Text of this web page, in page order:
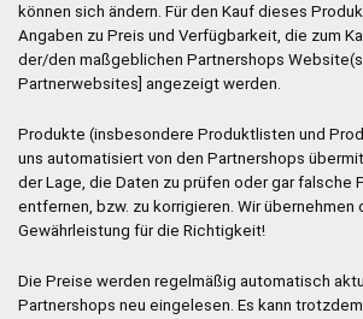
können sich ändern. Für den Kauf dieses
Angaben zu Preis und Verfügbarkeit, die zum
der/den maßgeblichen Partnershops
Partnerwebsites] angezeigt werden.
Produkte (insbesondere Produktlisten und
uns automatisiert von den Partnershops
der Lage, die Daten zu prüfen oder gar falsche
entfernen, bzw. zu korrigieren. Wir übernehmen
Gewährleistung für die Richtigkeit!
Die Preise werden regelmäßig automatisch
Partnershops neu eingelesen. Es kann